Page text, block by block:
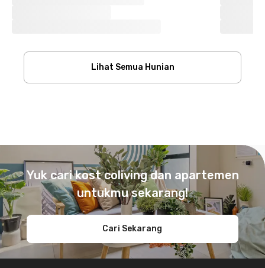
Lihat Semua Hunian
Yuk cari kost coliving dan apartemen
untukmu sekarang!
Cari Sekarang